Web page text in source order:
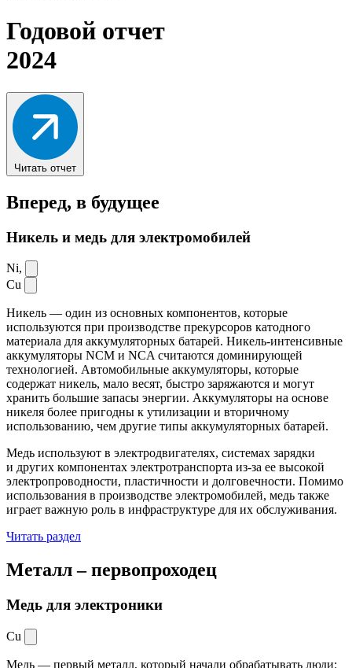
Годовой отчет
2024
Читать отчет
Вперед, в будущее
Никель и медь для электромобилей
Ni,
Cu
Никель — один из основных компонентов, которые
используются при производстве прекурсоров катодного
материала для аккумуляторных батарей. Никель-интенсивные
аккумуляторы NCM и NCA считаются доминирующей
технологией. Автомобильные аккумуляторы, которые
содержат никель, мало весят, быстро заряжаются и могут
хранить большие запасы энергии. Аккумуляторы на основе
никеля более пригодны к утилизации и вторичному
использованию, чем другие типы аккумуляторных батарей.
Медь используют в электродвигателях, системах зарядки
и других компонентах электротранспорта из-за ее высокой
электропроводности, пластичности и долговечности. Помимо
использования в производстве электромобилей, медь также
играет важную роль в инфраструктуре для их обслуживания.
Читать раздел
Металл –первопроходец
Медь для электроники
Cu
Медь — первый металл, который начали обрабатывать люди: